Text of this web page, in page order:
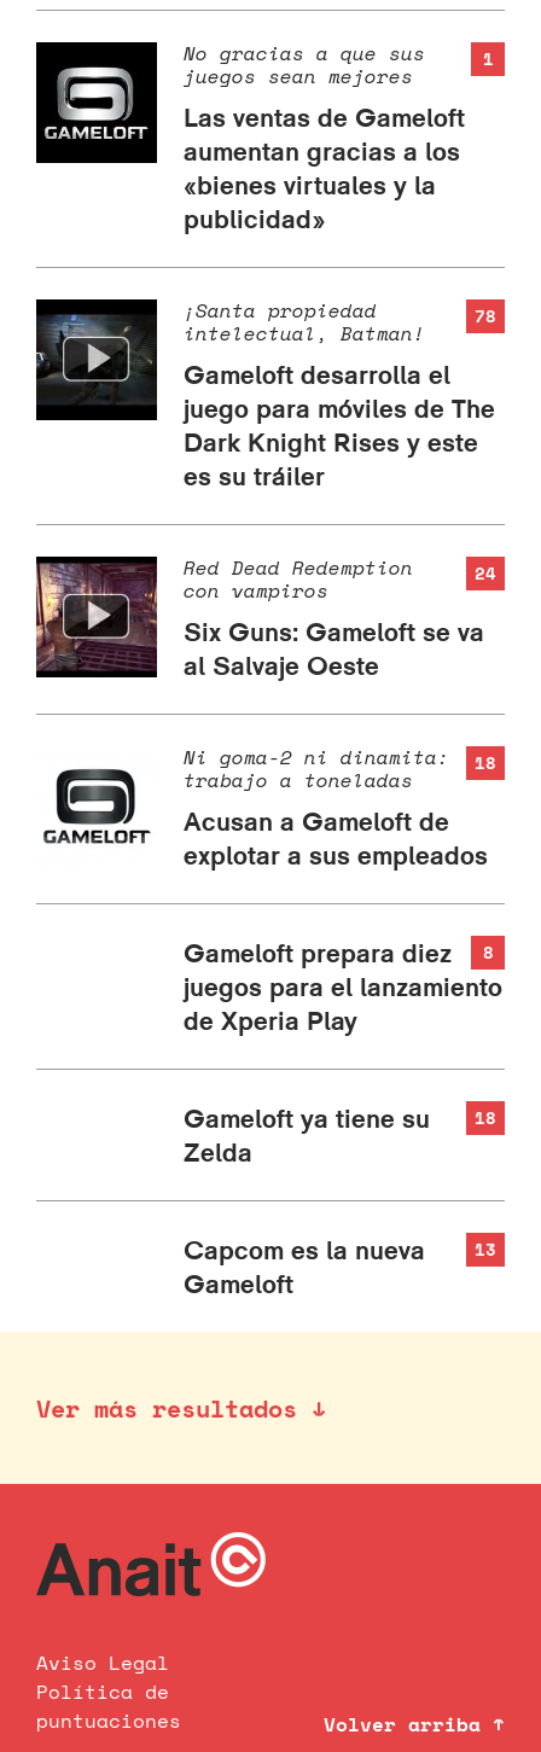
1
No gracias a que sus
juegos sean mejores
Las ventas de Gameloft
aumentan gracias a los
«bienes virtuales y la
publicidad»
78
¡Santa propiedad
intelectual, Batman!
Gameloft desarrolla el
juego para móviles de The
Dark Knight Rises y este
es su tráiler
24
Red Dead Redemption
con vampiros
Six Guns: Gameloft se va
al Salvaje Oeste
18
Ni goma-2 ni dinamita:
trabajo a toneladas
Acusan a Gameloft de
explotar a sus empleados
8
Gameloft prepara diez
juegos para el lanzamiento
de Xperia Play
18
Gameloft ya tiene su
Zelda
13
Capcom es la nueva
Gameloft
Ver más resultados ↓
Aviso Legal
Política de
puntuaciones
Volver arriba ↑